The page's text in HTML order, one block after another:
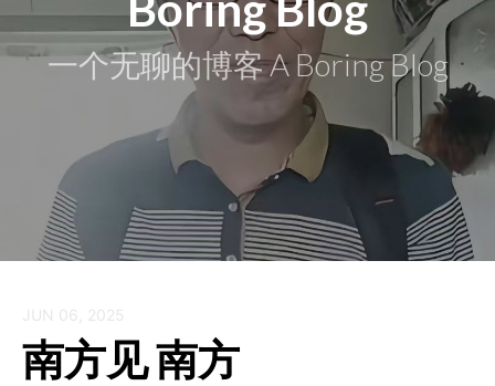
一个无聊的博客 A Boring Blog
JUN 06, 2025
南方见 南方